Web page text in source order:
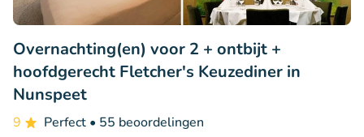
Overnachting(en) voor 2 + ontbijt +
hoofdgerecht Fletcher's Keuzediner in
Nunspeet
9 Perfect • 55 beoordelingen